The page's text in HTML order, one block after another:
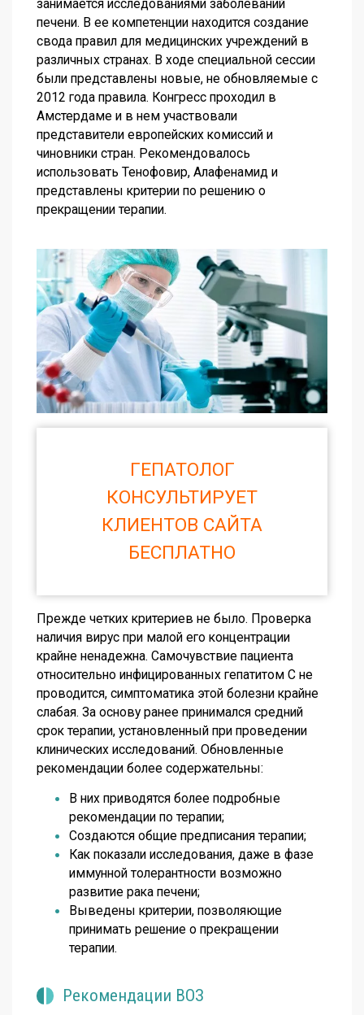
занимается исследованиями заболеваний
печени. В ее компетенции находится создание
свода правил для медицинских учреждений в
различных странах. В ходе специальной сессии
были представлены новые, не обновляемые с
2012 года правила. Конгресс проходил в
Амстердаме и в нем участвовали
представители европейских комиссий и
чиновники стран. Рекомендовалось
использовать Тенофовир, Алафенамид и
представлены критерии по решению о
прекращении терапии.
ГЕПАТОЛОГ
КОНСУЛЬТИРУЕТ
КЛИЕНТОВ САЙТА
БЕСПЛАТНО
Прежде четких критериев не было. Проверка
наличия вирус при малой его концентрации
крайне ненадежна. Самочувствие пациента
относительно инфицированных гепатитом С не
проводится, симптоматика этой болезни крайне
слабая. За основу ранее принимался средний
срок терапии, установленный при проведении
клинических исследований. Обновленные
рекомендации более содержательны:
В них приводятся более подробные
рекомендации по терапии;
Создаются общие предписания терапии;
Как показали исследования, даже в фазе
иммунной толерантности возможно
развитие рака печени;
Выведены критерии, позволяющие
принимать решение о прекращении
терапии.
Рекомендации ВОЗ